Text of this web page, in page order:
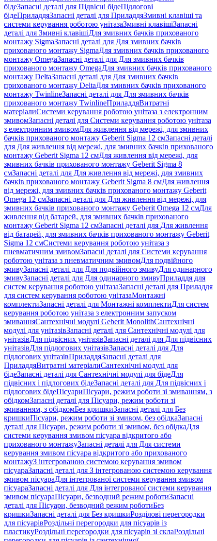
бідеЗапасні деталі для Підвісні бідеПідлогові
бідеПриладдяЗапасні деталі для ПриладдяЗмивні клавіші та
системи керування роботою унітазаЗмивні клавішіЗапасні
деталі для Змивні клавішіДля змивних бачків прихованого
монтажу SigmaЗапасні деталі для Для змивних бачків
прихованого монтажу SigmaДля змивних бачків прихованого
монтажу OmegaЗапасні деталі для Для змивних бачків
прихованого монтажу OmegaДля змивних бачків прихованого
монтажу DeltaЗапасні деталі для Для змивних бачків
прихованого монтажу DeltaДля змивних бачків прихованого
монтажу TwinlineЗапасні деталі для Для змивних бачків
прихованого монтажу TwinlineПриладдяВитратні
матеріалиСистеми керування роботою унітаза з електронним
змивомЗапасні деталі для Системи керування роботою унітаза
з електронним змивомДля живлення від мережі, для змивних
бачків прихованого монтажу Geberit Sigma 12 смЗапасні деталі
для Для живлення від мережі, для змивних бачків прихованого
монтажу Geberit Sigma 12 смДля живлення від мережі, для
змивних бачків прихованого монтажу Geberit Sigma 8
смЗапасні деталі для Для живлення від мережі, для змивних
бачків прихованого монтажу Geberit Sigma 8 смДля живлення
від мережі, для змивних бачків прихованого монтажу Geberit
Omega 12 смЗапасні деталі для Для живлення від мережі, для
змивних бачків прихованого монтажу Geberit Omega 12 смДля
живлення від батарей, для змивних бачків прихованого
монтажу Geberit Sigma 12 смЗапасні деталі для Для живлення
від батарей, для змивних бачків прихованого монтажу Geberit
Sigma 12 смСистеми керування роботою унітаза з
пневматичним змивомЗапасні деталі для Системи керування
роботою унітаза з пневматичним змивомДля подвійного
змивуЗапасні деталі для Для подвійного змивуДля одинарного
змивуЗапасні деталі для Для одинарного змивуПриладдя для
систем керування роботою унітазаЗапасні деталі для Приладдя
для систем керування роботою унітазаМонтажні
комплектиЗапасні деталі для Монтажні комплектиДля систем
керування роботою унітаза з електронним запуском
змиванняСантехнічні модулі Geberit MonolithСантехнічні
модулі для унітазівЗапасні деталі для Сантехнічні модулі для
унітазівДля підвісних унітазівЗапасні деталі для Для підвісних
унітазівДля підлогових унітазівЗапасні деталі для Для
підлогових унітазівПриладдяЗапасні деталі для
ПриладдяВитратні матеріалиСантехнічні модулі для
бідеЗапасні деталі для Сантехнічні модулі для бідеДля
підвісних і підлогових бідеЗапасні деталі для Для підвісних і
підлогових бідеПісуариПісуари, режим роботи зі змиванням, з
обідкомЗапасні деталі для Пісуари, режим роботи зі
змиванням, з обідкомБез кришкиЗапасні деталі для Без
кришкиПісуари, режим роботи зі змивом, без обідкаЗапасні
деталі для Пісуари, режим роботи зі змивом, без обідкаДля
системи керування змивом пісуара відкритого або
прихованого монтажуЗапасні деталі для Для системи
керування змивом пісуара відкритого або прихованого
монтажуЗ інтегрованою системою керування змивом
пісуараЗапасні деталі для З інтегрованою системою керування
змивом пісуараДля інтегрованої системи керування змивом
пісуараЗапасні деталі для Для інтегрованої системи керування
змивом пісуараПісуари, безводний режим роботиЗапасні
деталі для Пісуари, безводний режим роботиБез
кришкиЗапасні деталі для Без кришкиРозділові перегородки
для пісуарівРоздільні перегородки для пісуарів із
пластикуРоздільні перегородки для пісуарів зі склаРоздільні